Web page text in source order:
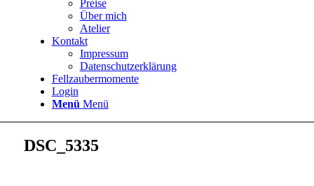
Preise
Über mich
Atelier
Kontakt
Impressum
Datenschutzerklärung
Fellzaubermomente
Login
Menü Menü
DSC_5335